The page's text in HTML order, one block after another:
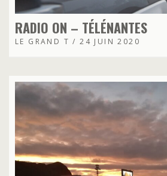
RADIO ON – TÉLÉNANTES
LE GRAND T / 24 JUIN 2020